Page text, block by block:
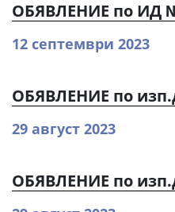
ОБЯВЛЕНИЕ по ИД
12 септември 2023
ОБЯВЛЕНИЕ по
29 август 2023
ОБЯВЛЕНИЕ по